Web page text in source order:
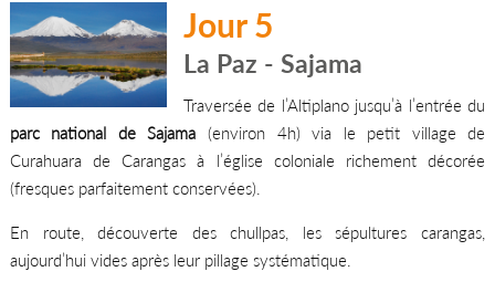
Jour 5
La Paz - Sajama
Traversée de l’Altiplano jusqu’à l’entrée du
parc national de Sajama (environ 4h) via le petit village de
Curahuara de Carangas à l’église coloniale richement décorée
(fresques parfaitement conservées).
En route, découverte des chullpas, les sépultures carangas,
aujourd’hui vides après leur pillage systématique.